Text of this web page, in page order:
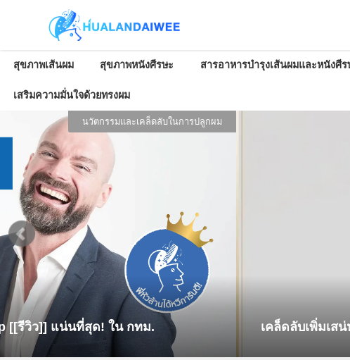
สุขภาพเส้นผม สุขภาพหนังศีรษะ สารอาหารบำรุงเส้นผมและหนังศีร
เสริมความมั่นใจด้วยทรงผม
ละเคล็ดลับในการปลูกผม
กทม. เคล็ดลับเพิ่มเสน่ห์ให้ทรงผม ผมบางผ